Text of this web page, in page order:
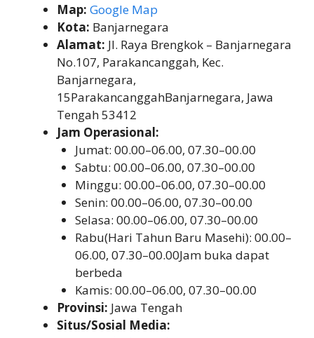
Map: Google Map
Kota: Banjarnegara
Alamat: Jl. Raya Brengkok – Banjarnegara
No.107, Parakancanggah, Kec.
Banjarnegara,
15ParakancanggahBanjarnegara, Jawa
Tengah 53412
Jam Operasional:
Jumat: 00.00–06.00, 07.30–00.00
Sabtu: 00.00–06.00, 07.30–00.00
Minggu: 00.00–06.00, 07.30–00.00
Senin: 00.00–06.00, 07.30–00.00
Selasa: 00.00–06.00, 07.30–00.00
Rabu(Hari Tahun Baru Masehi): 00.00–
06.00, 07.30–00.00Jam buka dapat
berbeda
Kamis: 00.00–06.00, 07.30–00.00
Provinsi: Jawa Tengah
Situs/Sosial Media: